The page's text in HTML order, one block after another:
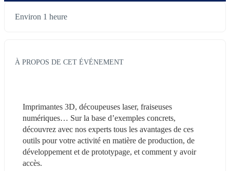
Environ 1 heure
À PROPOS DE CET ÉVÉNEMENT
Imprimantes 3D, découpeuses laser, fraiseuses
numériques… Sur la base d’exemples concrets,
découvrez avec nos experts tous les avantages de ces
outils pour votre activité en matière de production, de
développement et de prototypage, et comment y avoir
accès.